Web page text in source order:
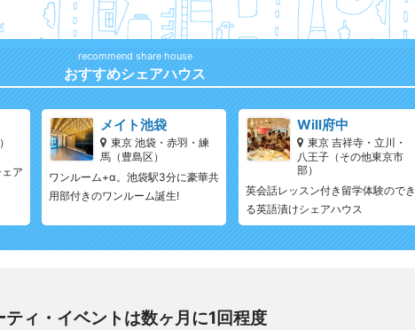
おすすめシェアハウス
ア
メイト池袋
東京 池袋・赤羽・練
馬（豊島区）
ワンルーム+α。池袋駅3分に豪華共
用部付きのワンルーム誕生!
Will府中
東京 吉祥寺・立川・
八王子（その他東京市
部）
英会話レッスン付き留学体験のでき
る英語漬けシェアハウス
ティ・イベントは数ヶ月に1回程度